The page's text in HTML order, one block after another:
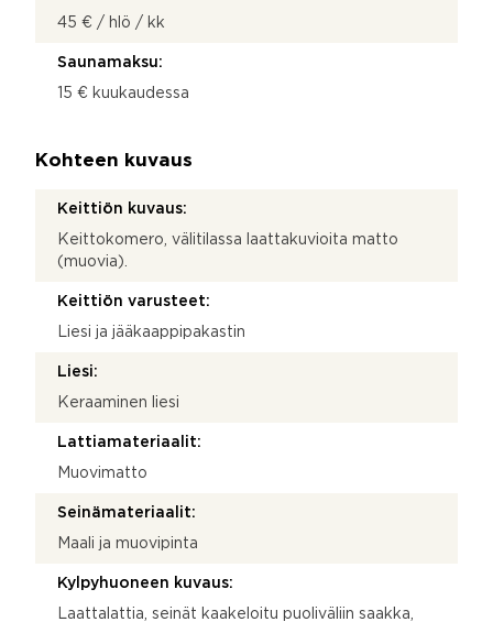
45 € / hlö / kk
Saunamaksu:
15 € kuukaudessa
Kohteen kuvaus
Keittiön kuvaus:
Keittokomero, välitilassa laattakuvioita matto
(muovia).
Keittiön varusteet:
Liesi ja jääkaappipakastin
Liesi:
Keraaminen liesi
Lattiamateriaalit:
Muovimatto
Seinämateriaalit:
Maali ja muovipinta
Kylpyhuoneen kuvaus:
Laattalattia, seinät kaakeloitu puoliväliin saakka,